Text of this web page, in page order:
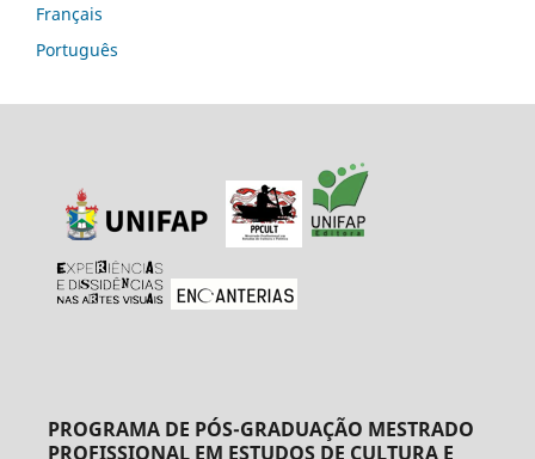
Français
Português
PROGRAMA DE PÓS-GRADUAÇÃO MESTRADO
PROFISSIONAL EM ESTUDOS DE CULTURA E